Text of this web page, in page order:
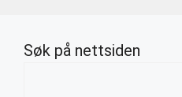
Søk på nettsiden